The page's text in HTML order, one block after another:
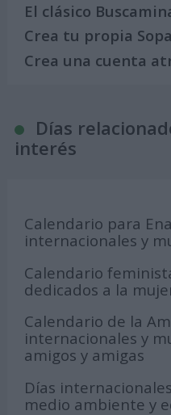
El clásico
Crea tu propia
Crea una cuenta
Días
interés
Calendario para
internacionales y
Calendario
dedicados a la
Calendario de la
internacionales y
amigos y amigas
Días
medio ambiente y